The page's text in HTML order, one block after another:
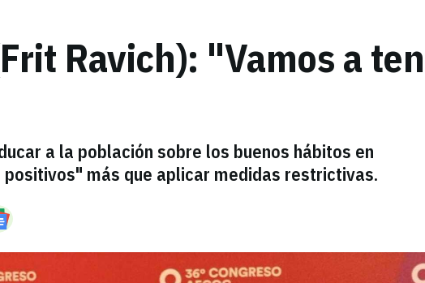
Ravich): "Vamos a
a la población sobre los buenos hábitos en
más que aplicar medidas restrictivas.